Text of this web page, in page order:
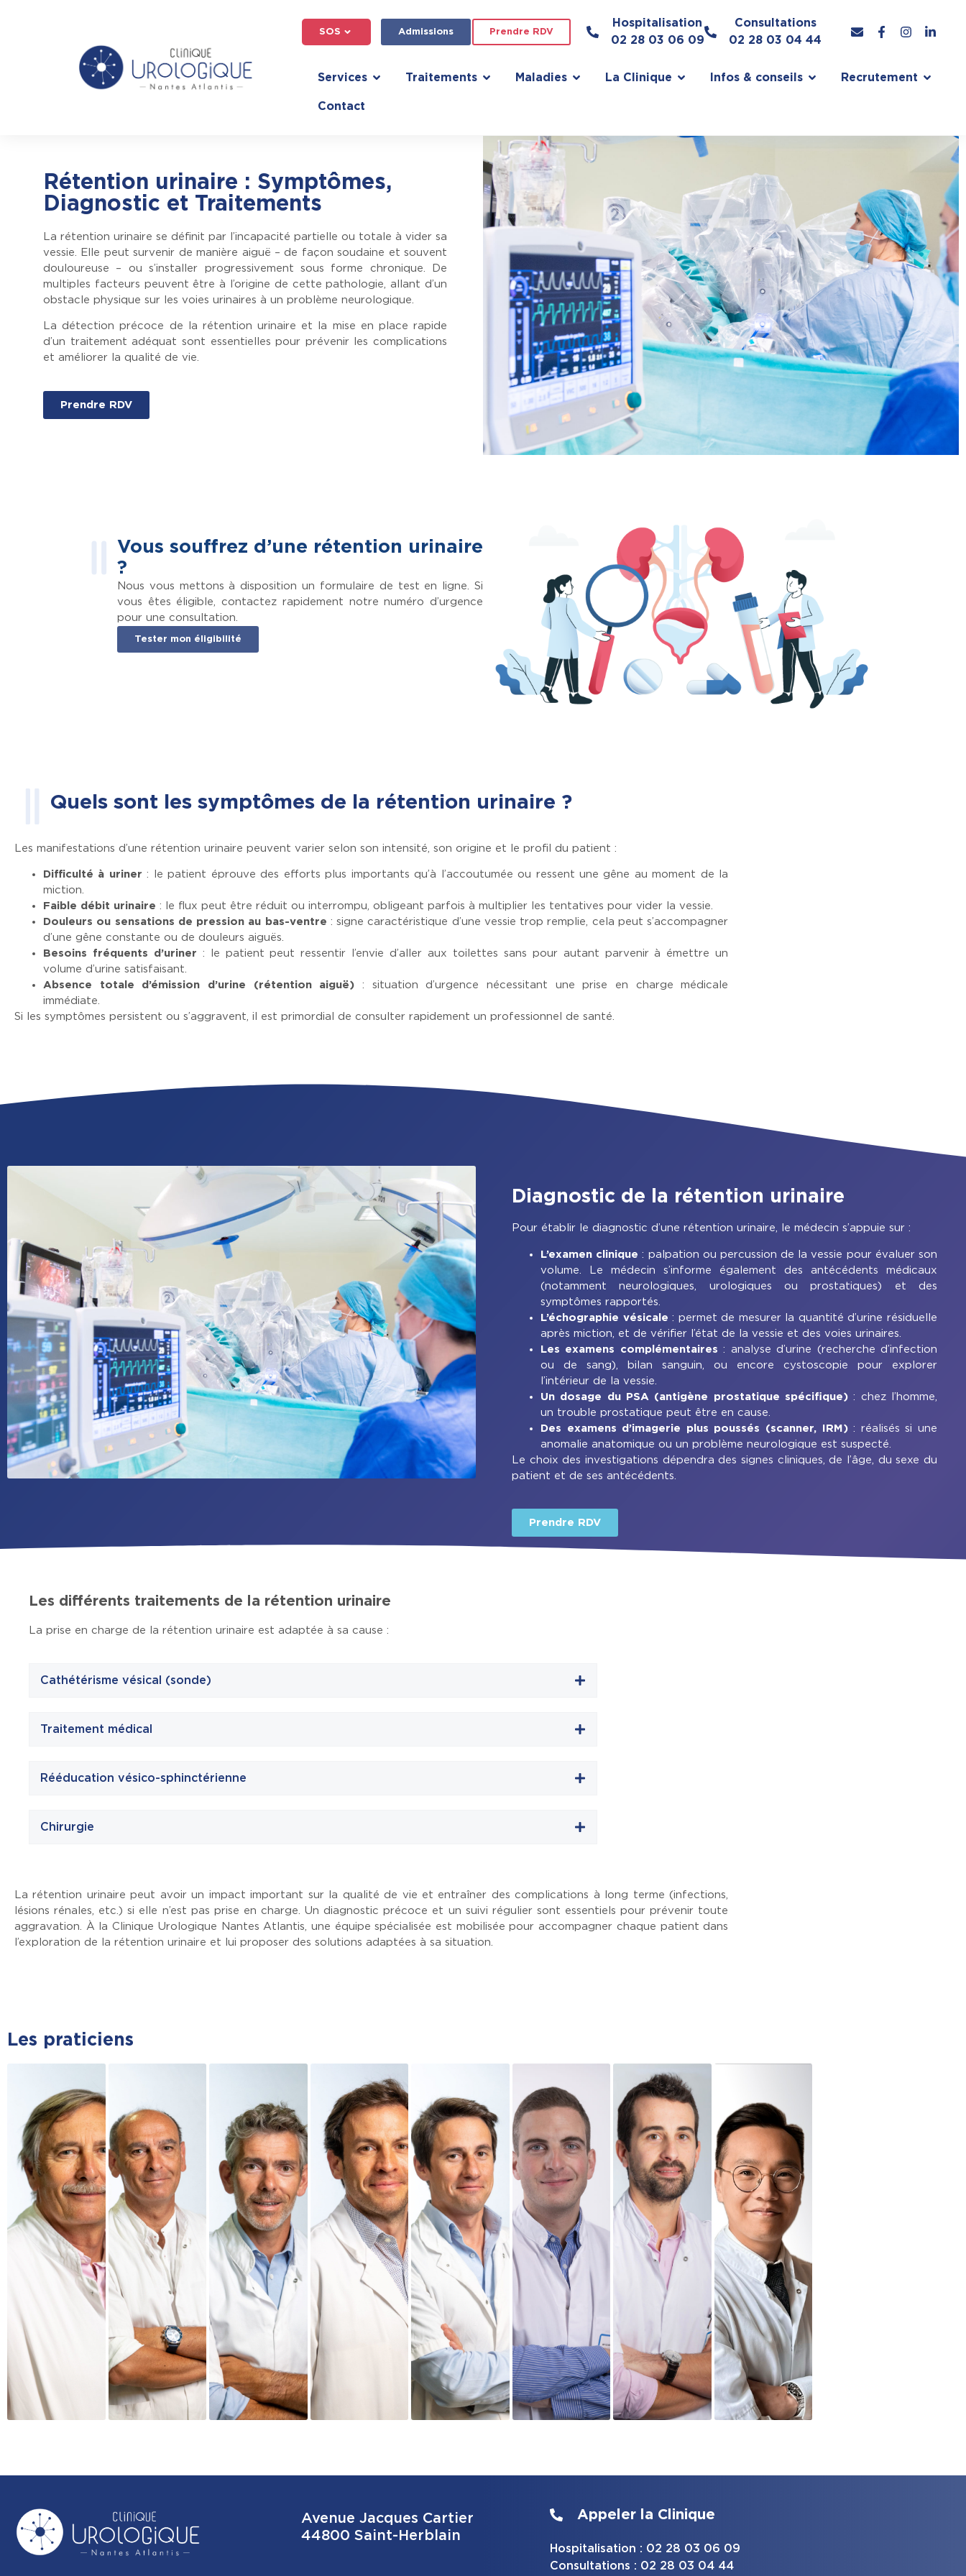
SOS Admissions Prendre RDV
Hospitalisation
02 28 03 06 09
Consultations
02 28 03 04 44
Services Traitements Maladies La Clinique Infos & conseils Recrutement
Contact
Rétention urinaire : Symptômes,
Diagnostic et Traitements
La rétention urinaire se définit par l’incapacité partielle ou totale à vider sa
vessie. Elle peut survenir de manière aiguë – de façon soudaine et souvent
douloureuse – ou s’installer progressivement sous forme chronique. De
multiples facteurs peuvent être à l’origine de cette pathologie, allant d’un
obstacle physique sur les voies urinaires à un problème neurologique.
La détection précoce de la rétention urinaire et la mise en place rapide
d’un traitement adéquat sont essentielles pour prévenir les complications
et améliorer la qualité de vie.
Prendre RDV
Vous souffrez d’une rétention urinaire
?
Nous vous mettons à disposition un formulaire de test en ligne. Si
vous êtes éligible, contactez rapidement notre numéro d’urgence
pour une consultation.
Tester mon éligibilité
Quels sont les symptômes de la rétention urinaire ?
Les manifestations d’une rétention urinaire peuvent varier selon son intensité, son origine et le profil du patient :
Difficulté à uriner : le patient éprouve des efforts plus importants qu’à l’accoutumée ou ressent une gêne au moment de la
miction.
Faible débit urinaire : le flux peut être réduit ou interrompu, obligeant parfois à multiplier les tentatives pour vider la vessie.
Douleurs ou sensations de pression au bas-ventre : signe caractéristique d’une vessie trop remplie, cela peut s’accompagner
d’une gêne constante ou de douleurs aiguës.
Besoins fréquents d’uriner : le patient peut ressentir l’envie d’aller aux toilettes sans pour autant parvenir à émettre un
volume d’urine satisfaisant.
Absence totale d’émission d’urine (rétention aiguë) : situation d’urgence nécessitant une prise en charge médicale
immédiate.
Si les symptômes persistent ou s’aggravent, il est primordial de consulter rapidement un professionnel de santé.
Diagnostic de la rétention urinaire
Pour établir le diagnostic d’une rétention urinaire, le médecin s’appuie sur :
L’examen clinique : palpation ou percussion de la vessie pour évaluer son
volume. Le médecin s’informe également des antécédents médicaux
(notamment neurologiques, urologiques ou prostatiques) et des
symptômes rapportés.
L’échographie vésicale : permet de mesurer la quantité d’urine résiduelle
après miction, et de vérifier l’état de la vessie et des voies urinaires.
Les examens complémentaires : analyse d’urine (recherche d’infection
ou de sang), bilan sanguin, ou encore cystoscopie pour explorer
l’intérieur de la vessie.
Un dosage du PSA (antigène prostatique spécifique) : chez l’homme,
un trouble prostatique peut être en cause.
Des examens d’imagerie plus poussés (scanner, IRM): réalisés si une
anomalie anatomique ou un problème neurologique est suspecté.
Le choix des investigations dépendra des signes cliniques, de l’âge, du sexe du
patient et de ses antécédents.
Prendre RDV
Les différents traitements de la rétention urinaire
La prise en charge de la rétention urinaire est adaptée à sa cause :
Cathétérisme vésical (sonde)
Traitement médical
Rééducation vésico-sphinctérienne
Chirurgie
La rétention urinaire peut avoir un impact important sur la qualité de vie et entraîner des complications à long terme (infections,
lésions rénales, etc.) si elle n’est pas prise en charge. Un diagnostic précoce et un suivi régulier sont essentiels pour prévenir toute
aggravation. À la Clinique Urologique Nantes Atlantis, une équipe spécialisée est mobilisée pour accompagner chaque patient dans
l’exploration de la rétention urinaire et lui proposer des solutions adaptées à sa situation.
Les praticiens
Avenue Jacques Cartier
44800 Saint-Herblain
Appeler la Clinique
Hospitalisation : 02 28 03 06 09
Consultations : 02 28 03 04 44